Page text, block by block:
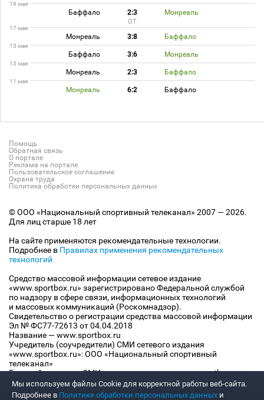
19 мая
Баффало 2:3 Монреаль
ОТ
17 мая
Монреаль 3:8 Баффало
15 мая
Баффало 3:6 Монреаль
13 мая
Монреаль 2:3 Баффало
11 мая
Монреаль 6:2 Баффало
Помощь
Обратная связь
О портале
Реклама на портале
Пользовательское соглашение
Охрана труда
Политика обработки персональных данных
© ООО «Национальный спортивный телеканал» 2007 — 2026.
Для лиц старше 18 лет
На сайте применяются рекомендательные технологии.
Подробнее в Правилах применения рекомендательных
технологий
Средство массовой информации сетевое издание
«www.sportbox.ru» зарегистрировано Федеральной службой
по надзору в сфере связи, информационных технологий
и массовых коммуникаций (Роскомнадзор).
Свидетельство о регистрации средства массовой информации
Эл № ФС77-72613 от 04.04.2018
Название — www.sportbox.ru
Учредитель (соучредители) СМИ сетевого издания
«www.sportbox.ru»: ООО «Национальный спортивный
телеканал»
Главный редактор СМИ сетевого издания «www.sportbox.ru»:
Конов В.А.
Номер телефона редакции СМИ сетевого издания
Мы используем файлы Сookie для корректной работы веб-сайта.
Подробнее в Политике обработки персональных данных и